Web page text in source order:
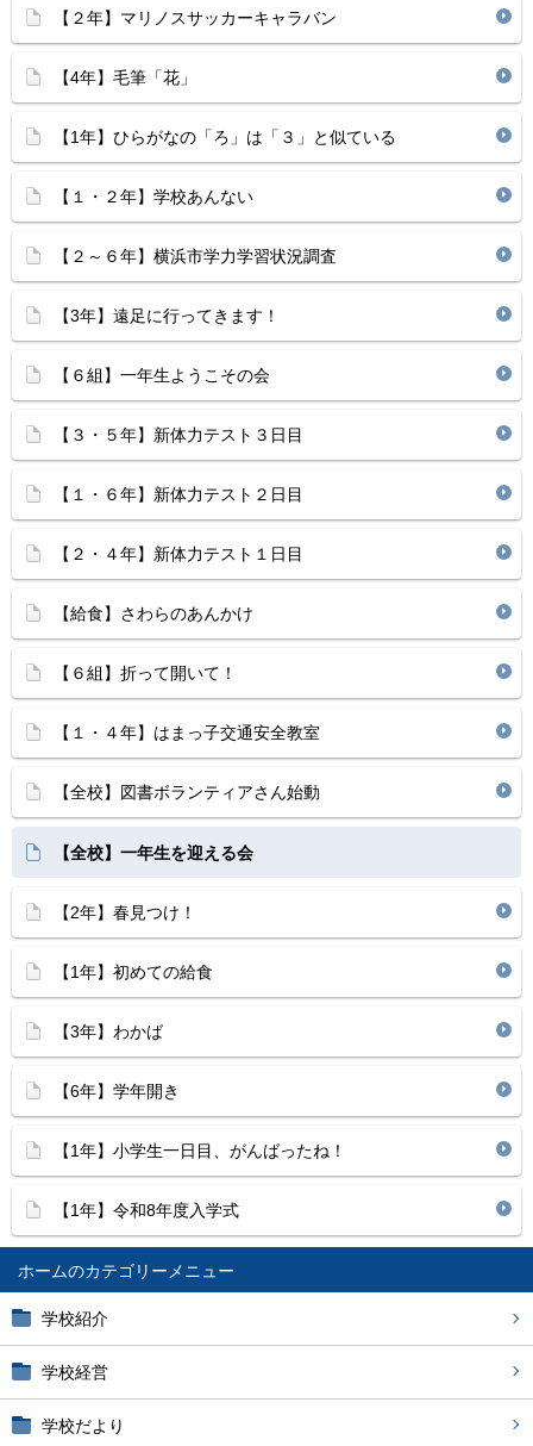
ホーム
学校紹介
学校経営
学校だより
【２年】マリノスサッカーキャラバン
【4年】毛筆「花」
【1年】ひらがなの「ろ」は「３」と似ている
【１・２年】学校あんない
【２～６年】横浜市学力学習状況調査
【3年】遠足に行ってきます！
【６組】一年生ようこその会
【３・５年】新体力テスト３日目
【１・６年】新体力テスト２日目
【２・４年】新体力テスト１日目
【給食】さわらのあんかけ
【６組】折って開いて！
【１・４年】はまっ子交通安全教室
【全校】図書ボランティアさん始動
【全校】一年生を迎える会
【2年】春見つけ！
【1年】初めての給食
【3年】わかば
【6年】学年開き
【1年】小学生一日目、がんばったね！
【1年】令和8年度入学式